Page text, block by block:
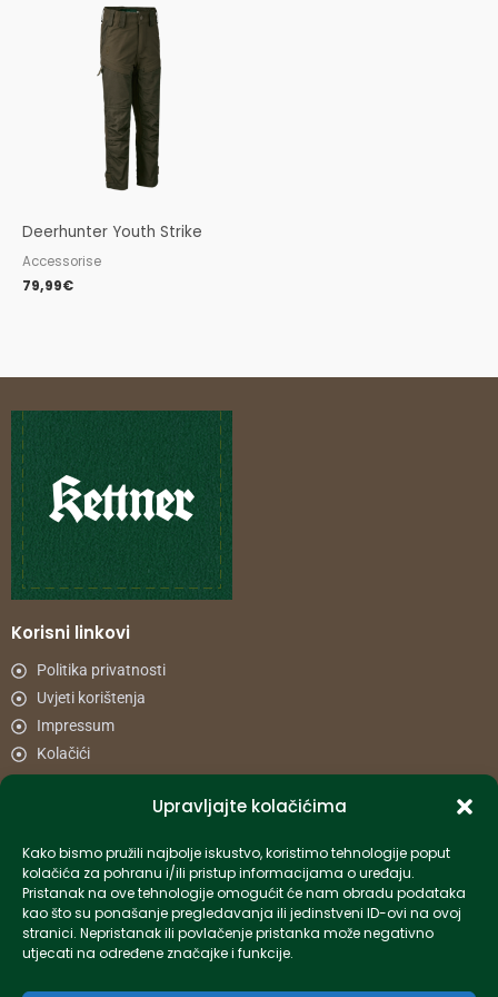
Upravljajte kolačićima
Kako bismo pružili najbolje iskustvo, koristimo tehnologije poput
kolačića za pohranu i/ili pristup informacijama o uređaju.
Pristanak na ove tehnologije omogućit će nam obradu podataka
kao što su ponašanje pregledavanja ili jedinstveni ID-ovi na ovoj
stranici. Nepristanak ili povlačenje pristanka može negativno
utjecati na određene značajke i funkcije.
Deerhunter Youth Strike
Accessorise
79,99€
Korisni linkovi
Politika privatnosti
Uvjeti korištenja
Impressum
Kolačići
Reklamacije i povrat
Informacije
info-hr@kettner.com
Poslovnica Osijek 031 500 181